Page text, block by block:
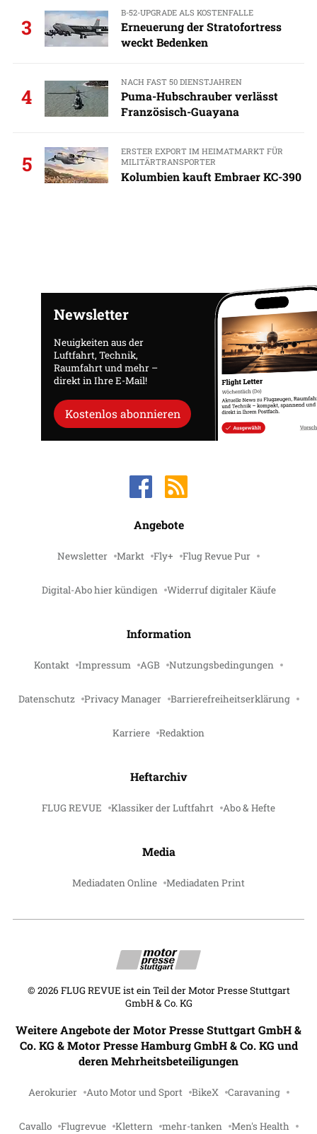
3
B-52-UPGRADE ALS KOSTENFALLE
Erneuerung der Stratofortress
weckt Bedenken
4
NACH FAST 50 DIENSTJAHREN
Puma-Hubschrauber verlässt
Französisch-Guayana
5
ERSTER EXPORT IM HEIMATMARKT FÜR
MILITÄRTRANSPORTER
Kolumbien kauft Embraer KC-390
Newsletter
Neuigkeiten aus der
Luftfahrt, Technik,
Raumfahrt und mehr –
direkt in Ihre E-Mail!
Kostenlos abonnieren
Angebote
Newsletter Markt Fly+ Flug Revue Pur
Digital-Abo hier kündigen Widerruf digitaler Käufe
Information
Kontakt Impressum AGB Nutzungsbedingungen
Datenschutz Privacy Manager Barrierefreiheitserklärung
Karriere Redaktion
Heftarchiv
FLUG REVUE Klassiker der Luftfahrt Abo & Hefte
Media
Mediadaten Online Mediadaten Print
© 2026 FLUG REVUE ist ein Teil der Motor Presse Stuttgart
GmbH & Co. KG
Weitere Angebote der Motor Presse Stuttgart GmbH &
Co. KG & Motor Presse Hamburg GmbH & Co. KG und
deren Mehrheitsbeteiligungen
Aerokurier Auto Motor und Sport BikeX Caravaning
Cavallo Flugrevue Klettern mehr-tanken Men's Health